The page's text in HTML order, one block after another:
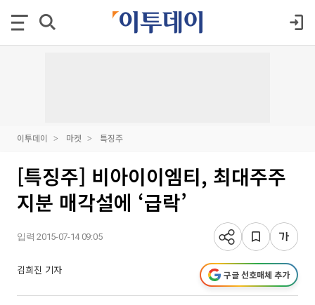
이투데이 마켓 특징주
[특징주] 비아이이엠티, 최대주주
지분 매각설에 ‘급락’
입력 2015-07-14 09:05
김희진 기자 구글 선호매체 추가